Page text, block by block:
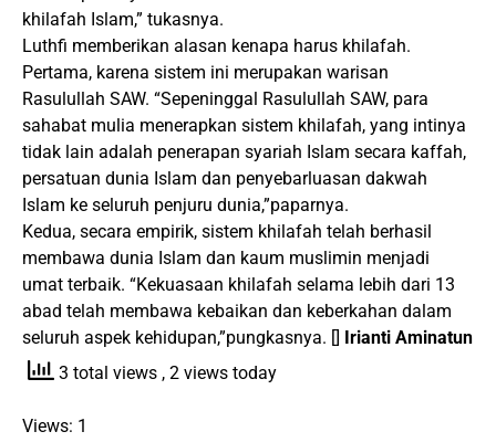
khilafah Islam,” tukasnya.
Luthfi memberikan alasan kenapa harus khilafah.
Pertama, karena sistem ini merupakan warisan
Rasulullah SAW. “Sepeninggal Rasulullah SAW, para
sahabat mulia menerapkan sistem khilafah, yang intinya
tidak lain adalah penerapan syariah Islam secara kaffah,
persatuan dunia Islam dan penyebarluasan dakwah
Islam ke seluruh penjuru dunia,”paparnya.
Kedua, secara empirik, sistem khilafah telah berhasil
membawa dunia Islam dan kaum muslimin menjadi
umat terbaik. “Kekuasaan khilafah selama lebih dari 13
abad telah membawa kebaikan dan keberkahan dalam
seluruh aspek kehidupan,”pungkasnya. [] Irianti Aminatun
3 total views , 2 views today
Views: 1